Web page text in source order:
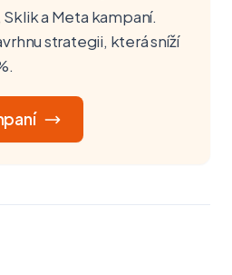
a Meta kampaní.
strategii, která sníží